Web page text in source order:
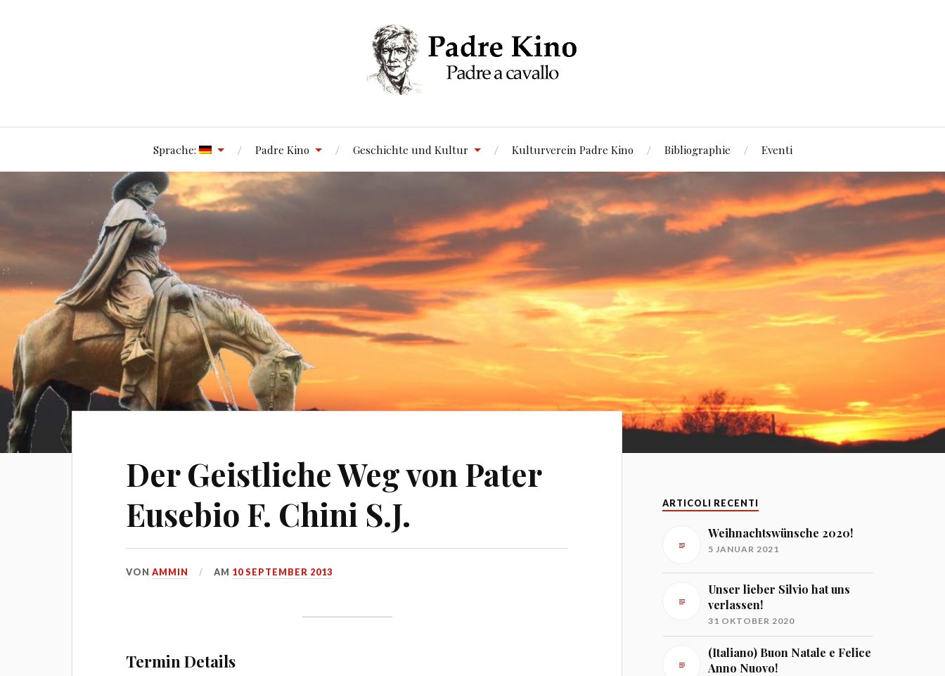
Sprache: Padre Kino Geschichte und Kultur Kulturverein Padre Kino Bibliographie Eventi
Der Geistliche Weg von Pater
Eusebio F. Chini S.J.
VONAMMIN AM 10 SEPTEMBER 2013
Termin Details
ARTICOLI RECENTI
Weihnachtswünsche 2020!
5 JANUAR 2021
Unser lieber Silvio hat uns
verlassen!
31 OKTOBER 2020
(Italiano) Buon Natale e Felice
Anno Nuovo!